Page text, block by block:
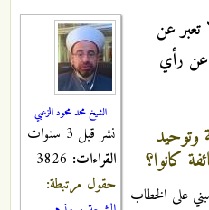
الشيخ محمد محمود الزعبي
نشر قبل 3 سنوات
القراءات:
حقول مرتبطة:
تعبر عن
عن رأي
وتوحيد
كانوا؟
على الخطاب